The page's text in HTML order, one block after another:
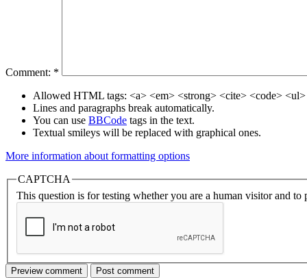
Comment: *
Allowed HTML tags: <a> <em> <strong> <cite> <code>
Lines and paragraphs break automatically.
You can use BBCode tags in the text.
Textual smileys will be replaced with graphical ones.
More information about formatting options
CAPTCHA
This question is for testing whether you are a human visitor and to